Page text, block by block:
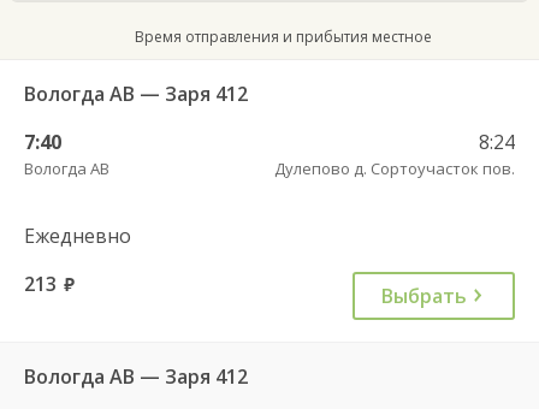
онлайнВремя отправления и прибытия местное
Вологда АВ — Заря 412
7:40
Вологда АВ
8:24
Дулепово д. Сортоучасток пов.
Ежедневно
213 руб. Выбрать
Вологда АВ — Заря 412